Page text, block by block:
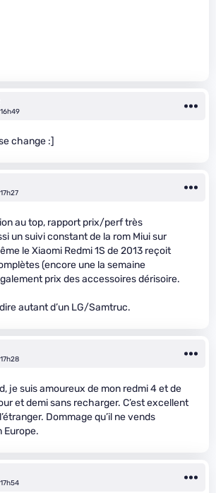
change :]
au top, rapport prix/perf très
un suivi constant de la rom Miui sur
le Xiaomi Redmi 1S de 2013 reçoit
(encore une la semaine
prix des accessoires dérisoire.
autant d’un LG/Samtruc.
je suis amoureux de mon redmi 4 et de
et demi sans recharger. C’est excellent
Dommage qu’il ne vends
Europe.